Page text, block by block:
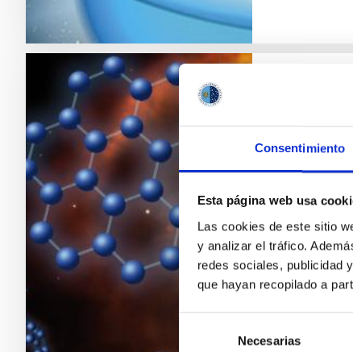
Consentimiento
Esta página web usa
Las cookies de este sitio
y analizar el tráfico.
redes sociales, publicidad
que hayan recopilado a
Necesarias
últimos
Las
vidas en la
procesos
AGB son
En